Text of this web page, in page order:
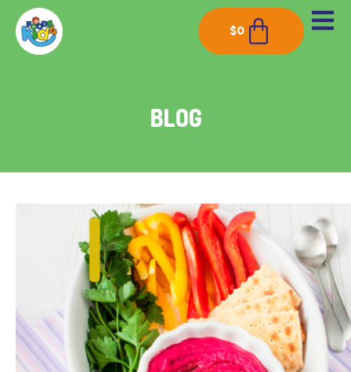
$0
BLOG